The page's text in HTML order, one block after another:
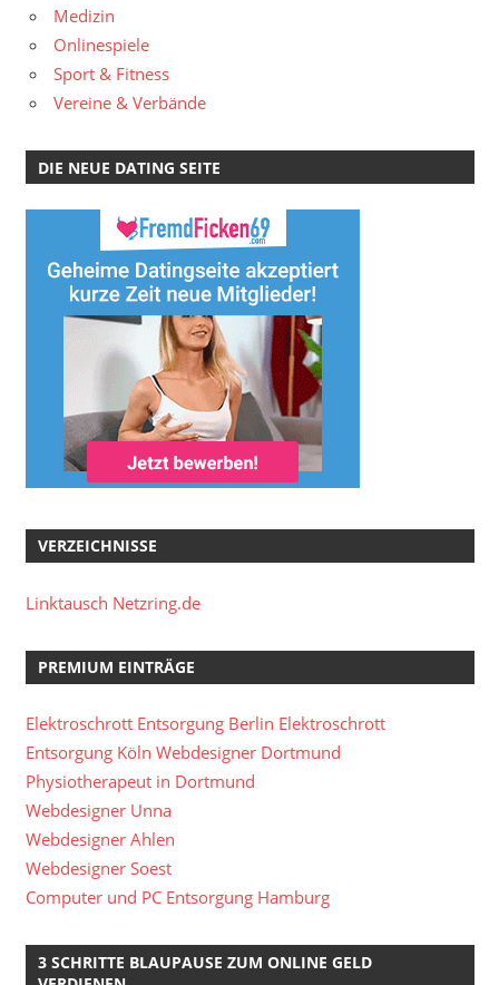
Medizin
Onlinespiele
Sport & Fitness
Vereine & Verbände
DIE NEUE DATING SEITE
VERZEICHNISSE
Linktausch Netzring.de
PREMIUM EINTRÄGE
Elektroschrott Entsorgung Berlin Elektroschrott
Entsorgung Köln Webdesigner Dortmund
Physiotherapeut in Dortmund
Webdesigner Unna
Webdesigner Ahlen
Webdesigner Soest
Computer und PC Entsorgung Hamburg
3 SCHRITTE BLAUPAUSE ZUM ONLINE GELD